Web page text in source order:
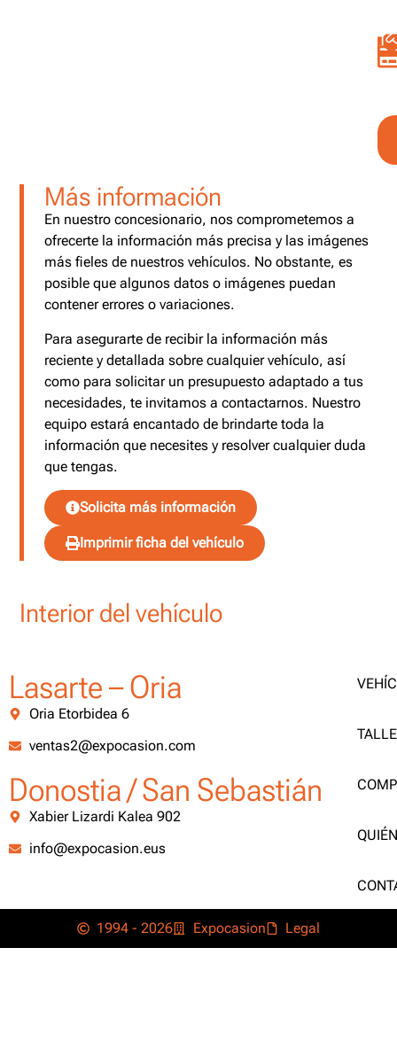
Más información
En nuestro concesionario, nos comprometemos a
ofrecerte la información más precisa y las imágenes
más fieles de nuestros vehículos. No obstante, es
posible que algunos datos o imágenes puedan
contener errores o variaciones.
Para asegurarte de recibir la información más
reciente y detallada sobre cualquier vehículo, así
como para solicitar un presupuesto adaptado a tus
necesidades, te invitamos a contactarnos. Nuestro
equipo estará encantado de brindarte toda la
información que necesites y resolver cualquier duda
que tengas.
Solicita más información
Imprimir ficha del vehículo
Interior del vehículo
Lasarte – Oria
Oria Etorbidea 6
ventas2@expocasion.com
Donostia / San Sebastián
Xabier Lizardi Kalea 902
info@expocasion.eus
1994 - 2026 Expocasion Legal